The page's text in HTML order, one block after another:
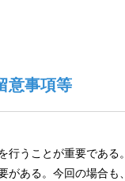
意事項等
うことが重要である。
ある。今回の場合も、